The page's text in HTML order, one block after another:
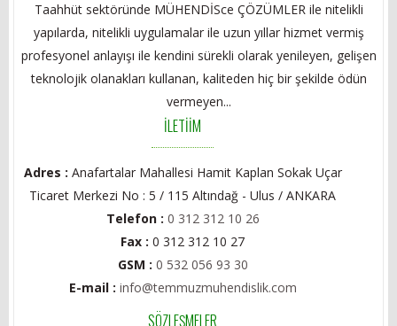
Taahhüt sektöründe MÜHENDİSce ÇÖZÜMLER ile nitelikli
yapılarda, nitelikli uygulamalar ile uzun yıllar hizmet vermiş
profesyonel anlayışı ile kendini sürekli olarak yenileyen, gelişen
teknolojik olanakları kullanan, kaliteden hiç bir şekilde ödün
vermeyen...
İLETİİM
Adres : Anafartalar Mahallesi Hamit Kaplan Sokak Uçar
Ticaret Merkezi No : 5 / 115 Altındağ - Ulus / ANKARA
Telefon : 0 312 312 10 26
Fax :0 312 312 10 27
GSM : 0 532 056 93 30
E-mail : info@temmuzmuhendislik.com
SÖZLEŞMELER